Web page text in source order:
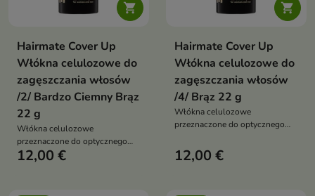

Hairmate Cover Up
Włókna celulozowe do
zagęszczania włosów
/2/ Bardzo Ciemny Brąz
22 g
Włókna celulozowe
przeznaczone do optycznego
zagęszczania włosów oraz
12,00 €

Hairmate Cover Up
Włókna celulozowe do
zagęszczania włosów
/4/ Brąz 22 g
Włókna celulozowe
przeznaczone do optycznego
maskowania miejsc, w których
widoczna jest skóra głowy.
12,00 €